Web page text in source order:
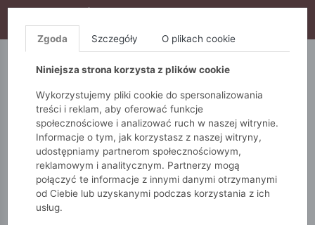
S10), DODATKOWE 15% ZA 3SZT (KOD: S15)
5.10.15. QUIOSQUE
Monnari Dodatki Szaliki
Ponczo
Ponczo z modnym, zwierzęcym wzorem
Zgoda Szczegóły O plikach cookie
Niniejsza strona korzysta z plików cookie
Wykorzystujemy pliki cookie do spersonalizowania
treści i reklam, aby oferować funkcje
społecznościowe i analizować ruch w naszej witrynie.
Informacje o tym, jak korzystasz z naszej witryny,
udostępniamy partnerom społecznościowym,
reklamowym i analitycznym. Partnerzy mogą
połączyć te informacje z innymi danymi otrzymanymi
od Ciebie lub uzyskanymi podczas korzystania z ich
usług.